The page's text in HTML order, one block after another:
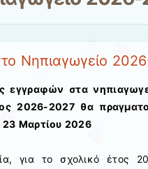
Νηπιαγωγείο
εγγραφών στα
2026-2027 θα
23 Μαρτίου 2026
για το σχολικό έτος